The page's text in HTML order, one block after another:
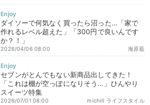
ダイソーで何気なく買ったら沼った…「家で
作れるレベル超えた」「300円で良いんです
か？！」
海原藍
2026/04/06 08:00
セブンがとんでもない新商品出してきた！
「これは棚が空っぽになりそう…」ひんやり
スイーツ特集
michill ライフスタイル
2026/07/01 08:00